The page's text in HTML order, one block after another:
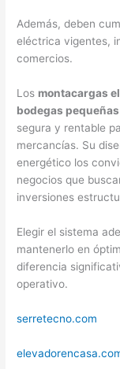
Además, deben
eléctrica vigentes,
comercios.
Los montacargas
bodegas pequeñas
segura y rentable
mercancías. Su
energético los
negocios que
inversiones
Elegir el sistema
mantenerlo en
diferencia
operativo.
serretecno.com